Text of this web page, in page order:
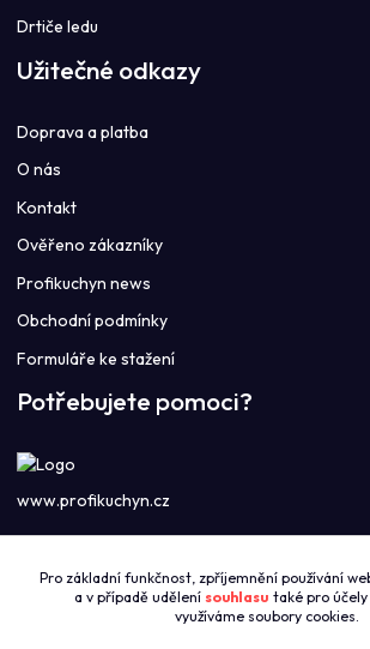
Drtiče ledu
Užitečné odkazy
Doprava a platba
O nás
Kontakt
Ověřeno zákazníky
Profikuchyn news
Obchodní podmínky
Formuláře ke stažení
Potřebujete pomoci?
www.profikuchyn.cz
+420774421626
(Po-Pá 8:00-16:00)
Pro základní funkčnost, zpříjemnění používání
a v případě udělení souhlasu také pro
využíváme soubory cookies.